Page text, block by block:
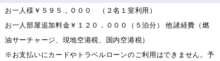
お一人様￥５９５，０００ （２名１室利用）
お一人部屋追加料金￥１２０，０００（５泊分） 他諸経費（燃
油サーチャージ、現地空港税、国内空港税）
※お支払いにカードやトラベルローンのご利用はできません。予